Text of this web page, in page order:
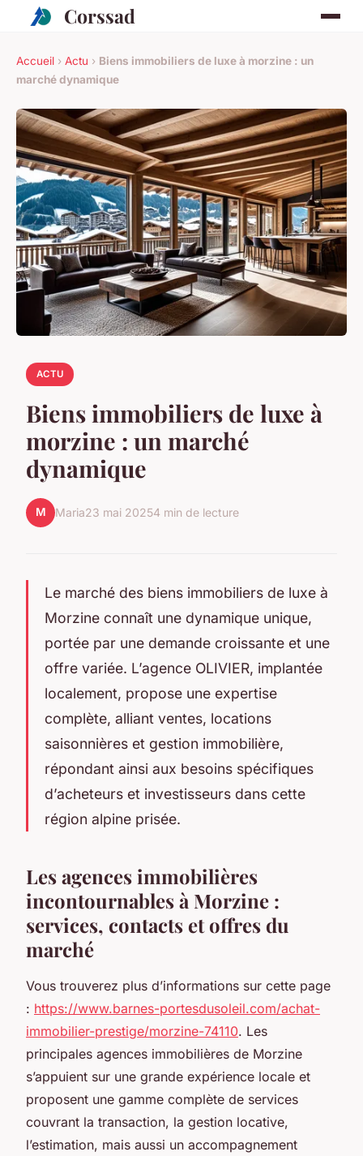
Corssad
Accueil › Actu › Biens immobiliers de luxe à morzine : un
marché dynamique
ACTU
Biens immobiliers de luxe à
morzine : un marché
dynamique
M Maria23 mai 20254 min de lecture
Le marché des biens immobiliers de luxe à
Morzine connaît une dynamique unique,
portée par une demande croissante et une
offre variée. L’agence OLIVIER, implantée
localement, propose une expertise
complète, alliant ventes, locations
saisonnières et gestion immobilière,
répondant ainsi aux besoins spécifiques
d’acheteurs et investisseurs dans cette
région alpine prisée.
Les agences immobilières
incontournables à Morzine :
services, contacts et offres du
marché
Vous trouverez plus d’informations sur cette page
: https://www.barnes-portesdusoleil.com/achat-
immobilier-prestige/morzine-74110. Les
principales agences immobilières de Morzine
s’appuient sur une grande expérience locale et
proposent une gamme complète de services
couvrant la transaction, la gestion locative,
l’estimation, mais aussi un accompagnement